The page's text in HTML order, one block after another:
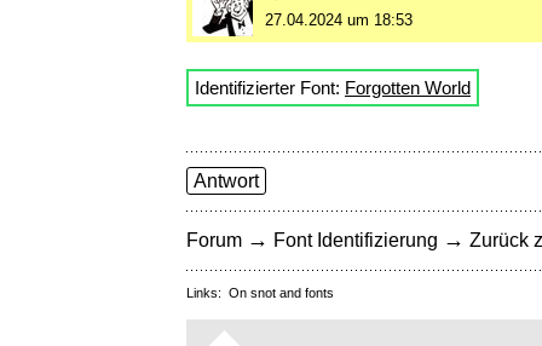
27.04.2024 um 18:53
Identifizierter Font: Forgotten World
Antwort
Forum → Font Identifizierung → Zurück
Links: On snot and fonts